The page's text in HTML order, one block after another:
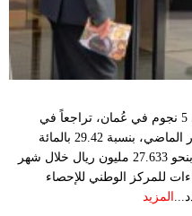
شهدت الفنادق ذات التصنيف من 3 إلى 5 نجوم في عُمان، تراجعاً في
إجمالي إيراداتها خلال شهر مارس / آذار الماضي، بنسبة 29.42 بالمائة
ليصل إلى 19.502 مليون ريال، مقارنة بنحو 27.633 مليون ريال خلال شهر
للمركز الوطني للإحصاء
المزيد